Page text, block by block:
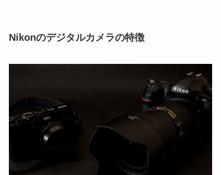
Nikonのデジタルカメラの特徴